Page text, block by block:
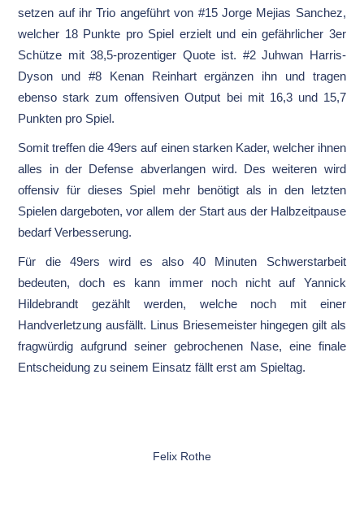
setzen auf ihr Trio angeführt von #15 Jorge Mejias Sanchez,
welcher 18 Punkte pro Spiel erzielt und ein gefährlicher 3er
Schütze mit 38,5-prozentiger Quote ist. #2 Juhwan Harris-
Dyson und #8 Kenan Reinhart ergänzen ihn und tragen
ebenso stark zum offensiven Output bei mit 16,3 und 15,7
Punkten pro Spiel.
Somit treffen die 49ers auf einen starken Kader, welcher ihnen
alles in der Defense abverlangen wird. Des weiteren wird
offensiv für dieses Spiel mehr benötigt als in den letzten
Spielen dargeboten, vor allem der Start aus der Halbzeitpause
bedarf Verbesserung.
Für die 49ers wird es also 40 Minuten Schwerstarbeit
bedeuten, doch es kann immer noch nicht auf Yannick
Hildebrandt gezählt werden, welche noch mit einer
Handverletzung ausfällt. Linus Briesemeister hingegen gilt als
fragwürdig aufgrund seiner gebrochenen Nase, eine finale
Entscheidung zu seinem Einsatz fällt erst am Spieltag.
Felix Rothe